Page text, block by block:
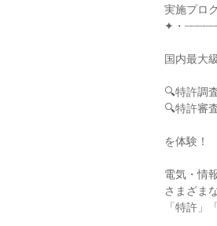
実施プロ
✦・
国内最大
🔍特許調
🔍特許審
を体験！
電気・情
さまざま
「特許」